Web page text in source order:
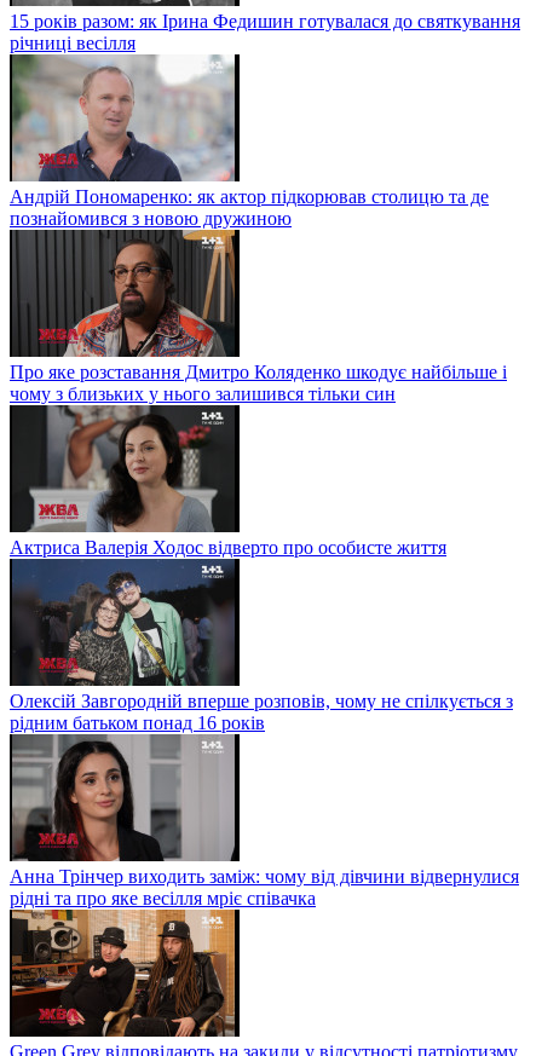
15 років разом: як Ірина Федишин готувалася до святкування
річниці весілля
Андрій Пономаренко: як актор підкорював столицю та де
познайомився з новою дружиною
Про яке розставання Дмитро Коляденко шкодує найбільше і
чому з близьких у нього залишився тільки син
Актриса Валерія Ходос відверто про особисте життя
Олексій Завгородній вперше розповів, чому не спілкується з
рідним батьком понад 16 років
Анна Трінчер виходить заміж: чому від дівчини відвернулися
рідні та про яке весілля мріє співачка
Green Grey відповідають на закиди у відсутності патріотизму